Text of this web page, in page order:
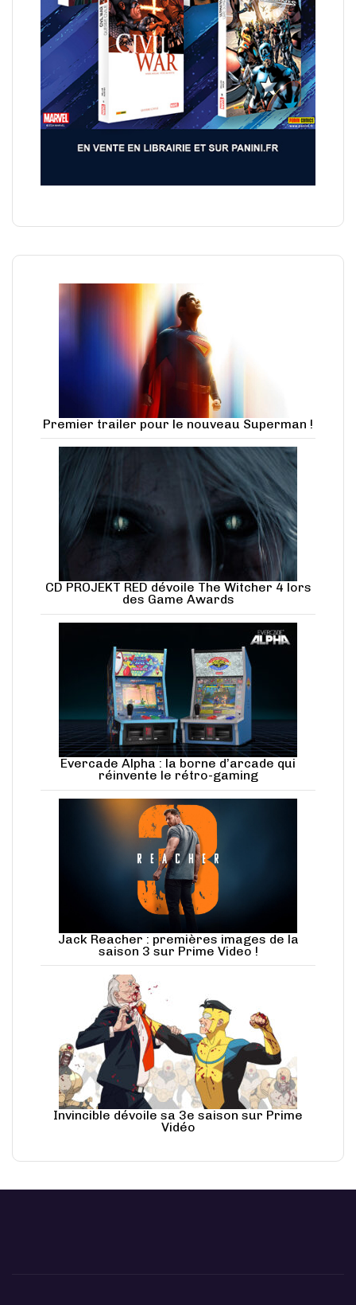
Premier trailer pour le nouveau Superman !
CD PROJEKT RED dévoile The Witcher 4 lors
des Game Awards
Evercade Alpha : la borne d’arcade qui
réinvente le rétro-gaming
Jack Reacher : premières images de la
saison 3 sur Prime Video !
Invincible dévoile sa 3e saison sur Prime
Vidéo